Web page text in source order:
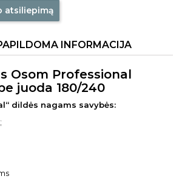
atsiliepimą
INFORMACIJA
Osom Professional
juoda 180/240
dildės nagams savybės: